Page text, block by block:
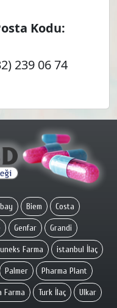
Kodu:
239 06 74
Biem Costa
Genfar Grandi
Farma istanbul İlaç
Palmer Pharma Plant
Farma Turk İlaç Ulkar